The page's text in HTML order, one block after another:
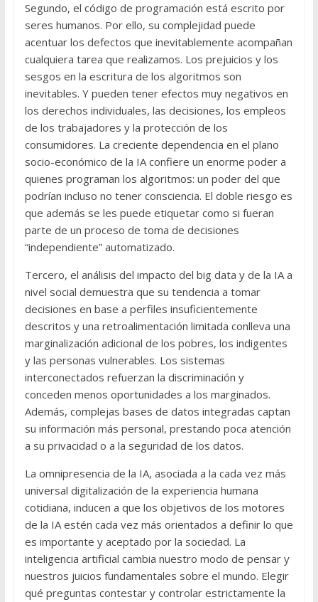
Segundo, el código de programación está escrito por
seres humanos. Por ello, su complejidad puede
acentuar los defectos que inevitablemente acompañan
cualquiera tarea que realizamos. Los prejuicios y los
sesgos en la escritura de los algoritmos son
inevitables. Y pueden tener efectos muy negativos en
los derechos individuales, las decisiones, los empleos
de los trabajadores y la protección de los
consumidores. La creciente dependencia en el plano
socio-económico de la IA confiere un enorme poder a
quienes programan los algoritmos: un poder del que
podrían incluso no tener consciencia. El doble riesgo es
que además se les puede etiquetar como si fueran
parte de un proceso de toma de decisiones
“independiente” automatizado.
Tercero, el análisis del impacto del big data y de la IA a
nivel social demuestra que su tendencia a tomar
decisiones en base a perfiles insuficientemente
descritos y una retroalimentación limitada conlleva una
marginalización adicional de los pobres, los indigentes
y las personas vulnerables. Los sistemas
interconectados refuerzan la discriminación y
conceden menos oportunidades a los marginados.
Además, complejas bases de datos integradas captan
su información más personal, prestando poca atención
a su privacidad o a la seguridad de los datos.
La omnipresencia de la IA, asociada a la cada vez más
universal digitalización de la experiencia humana
cotidiana, inducen a que los objetivos de los motores
de la IA estén cada vez más orientados a definir lo que
es importante y aceptado por la sociedad. La
inteligencia artificial cambia nuestro modo de pensar y
nuestros juicios fundamentales sobre el mundo. Elegir
qué preguntas contestar y controlar estrictamente la